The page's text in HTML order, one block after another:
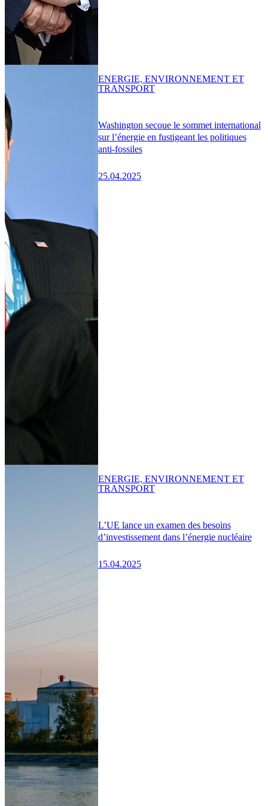
Washington secoue le sommet international
sur l’énergie en fustigeant les politiques
anti-fossiles
25.04.2025
ENERGIE, ENVIRONNEMENT ET
TRANSPORT
L’UE lance un examen des besoins
d’investissement dans l’énergie nucléaire
15.04.2025
ENERGIE, ENVIRONNEMENT ET
TRANSPORT